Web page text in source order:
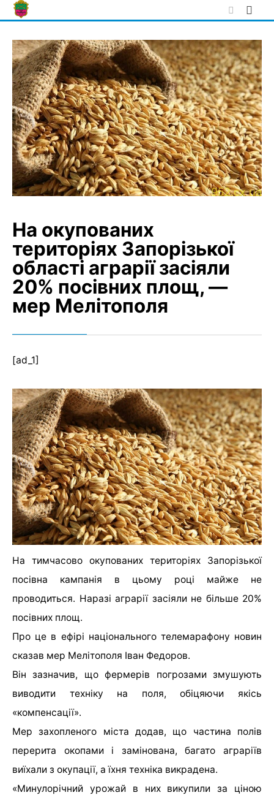
Skip
to
На окупованих
територіях Запорізької
області аграрії засіяли
20% посівних площ, —
мер Мелітополя
[ad_1]
На тимчасово окупованих територіях Запорізької
посівна кампанія в цьому році майже не
проводиться. Наразі аграрії засіяли не більше 20%
посівних площ.
Про це в ефірі національного телемарафону новин
сказав мер Мелітополя Іван Федоров.
Він зазначив, що фермерів погрозами змушують
виводити техніку на поля, обіцяючи якісь
«компенсації».
Мер захопленого міста додав, що частина полів
перерита окопами і замінована, багато аграріїв
виїхали з окупації, а їхня техніка викрадена.
«Минулорічний урожай в них викупили за ціною